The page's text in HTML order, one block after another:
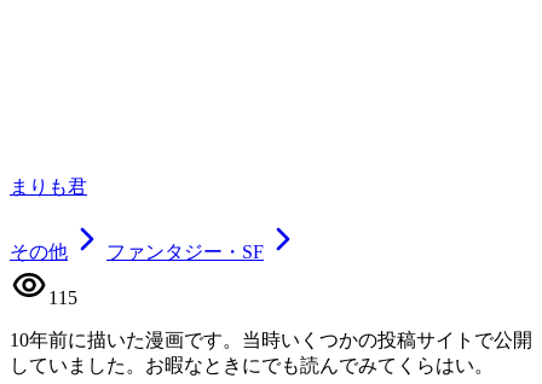
まりも君
その他 ファンタジー・SF
115
10年前に描いた漫画です。当時いくつかの投稿サイトで公開
していました。お暇なときにでも読んでみてくらはい。